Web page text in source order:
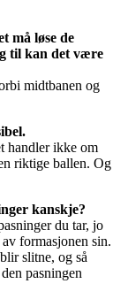
må løse de
til kan det være
midtbanen og
handler ikke om
riktige ballen. Og
kanskje?
du tar, jo
formasjonen sin.
slitne, og så
pasningen